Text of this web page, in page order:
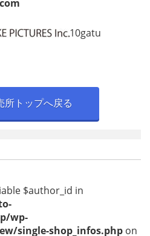
10gatu
所トップへ戻る
$author_id in
wp-
single-shop_infos.php on